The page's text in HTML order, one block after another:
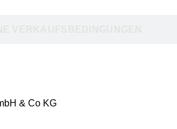
& Co KG